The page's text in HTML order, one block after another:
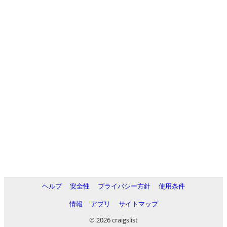
ヘルプ 安全性 プライバシー方針
使用条件
情報
アプリ
サイトマップ
© 2026 craigslist